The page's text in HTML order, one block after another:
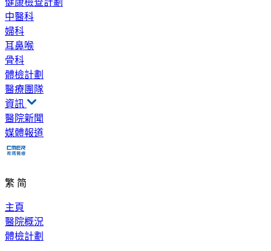
健康檢查計劃
中醫科
婦科
耳鼻喉
骨科
體檢計劃
醫療團隊
資訊
醫院新聞
媒體報道
繁 简
主頁
醫院概況
體檢計劃